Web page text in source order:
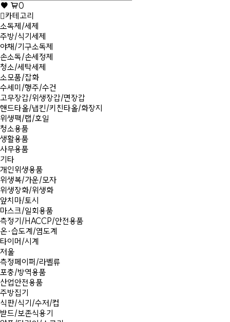
0
카테고리
소독제/세제
주방/식기세제
야채/기구소독제
손소독/손세정제
청소/세탁세제
소모품/잡화
수세미/행주/수건
고무장갑/위생장갑/면장갑
핸드타올/냅킨/키친타올/화장지
위생팩/랩/호일
청소용품
생활용품
사무용품
기타
개인위생용품
위생복/가운/모자
위생장화/위생화
앞치마/토시
마스크/일회용품
측정기/HACCP/안전용품
온·습도계/염도계
타이머/시계
저울
측정페이퍼/라벨류
포충/방역용품
산업안전용품
주방집기
식판/식기/수저/컵
받드/보존식용기